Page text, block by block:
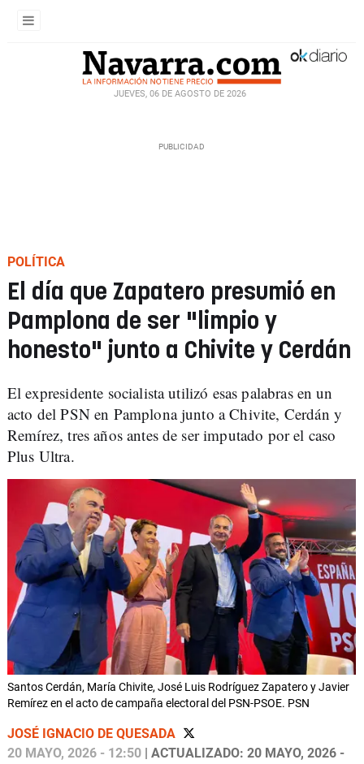
JUEVES, 06 DE AGOSTO DE 2026
POLÍTICA
El día que Zapatero presumió en
Pamplona de ser "limpio y
honesto" junto a Chivite y Cerdán
El expresidente socialista utilizó esas palabras en un
acto del PSN en Pamplona junto a Chivite, Cerdán y
Remírez, tres años antes de ser imputado por el caso
Plus Ultra.
Santos Cerdán, María Chivite, José Luis Rodríguez Zapatero y Javier
Remírez en el acto de campaña electoral del PSN-PSOE. PSN
JOSÉ IGNACIO DE QUESADA
20 MAYO, 2026 - 12:50 | ACTUALIZADO: 20 MAYO, 2026 -